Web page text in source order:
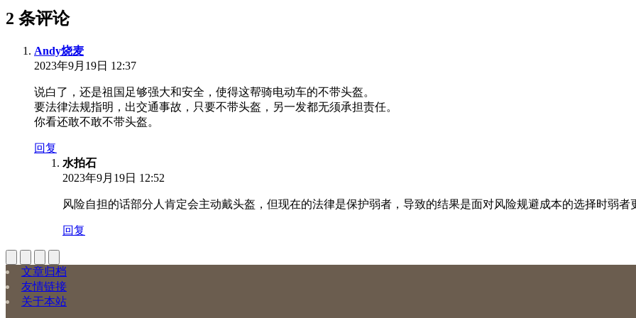
2 条评论
Andy烧麦
2023年9月19日 12:37
说白了，还是祖国足够强大和安全，使得这帮骑电动车的不带头盔。
要法律法规指明，出交通事故，只要不带头盔，另一发都无须承担责任。
你看还敢不敢不带头盔。
回复
水拍石
2023年9月19日 12:52
风险自担的话部分人肯定会主动戴头盔，但现在的法律是保护弱者，导致的结果是面对风险规避成本的选择时弱者
回复
文章归档
友情链接
关于本站